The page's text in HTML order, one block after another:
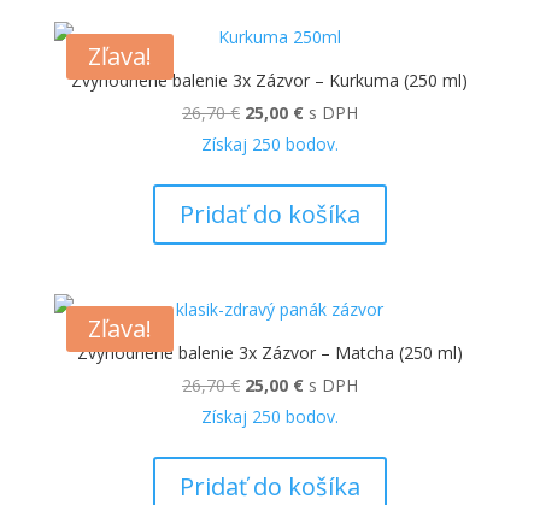
Zľava!
Zvýhodnené balenie 3x Zázvor – Kurkuma (250 ml)
26,70€ Pôvodná
cena
26,70 €.
25,00 €Aktuálna
cena
25,00 €.
s DPH
Získaj 250 bodov.
Pridať do košíka
Zľava!
Zvýhodnené balenie 3x Zázvor – Matcha (250 ml)
26,70€ Pôvodná
cena
26,70 €.
25,00 €Aktuálna
cena
25,00 €.
s DPH
Získaj 250 bodov.
Pridať do košíka